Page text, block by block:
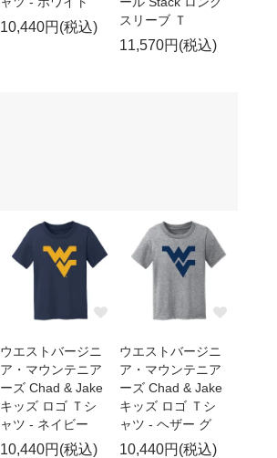
10,440円(税込)
スリーブ Ｔ
11,570円(税込)
ウエストバージニ
ア・マウンテニア
ーズ Chad & Jake
キッズ ロゴ Ｔシ
ャツ - ネイビー
10,440円(税込)
ウエストバージニ
ア・マウンテニア
ーズ Chad & Jake
キッズ ロゴ Ｔシ
ャツ - ヘザー グ
10,440円(税込)